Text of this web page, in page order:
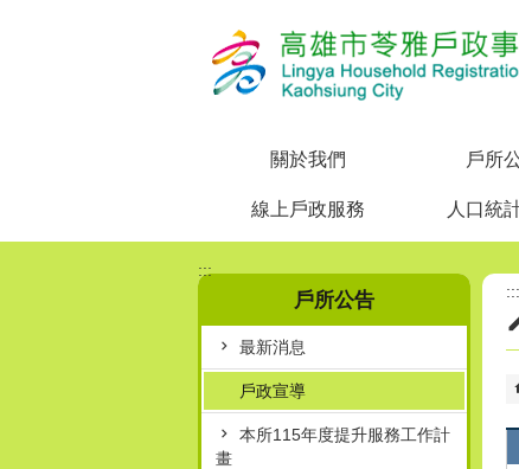
關於我們 戶所
線上戶政服務 人口統
:::
戶所公告
最新消息
戶政宣導
本所115年度提升服務工作計
畫
:::